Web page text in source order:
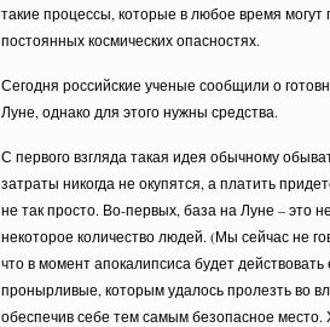
такие процессы, которые в любое время могут
постоянных космических опасностях.
Сегодня российские ученые сообщили о
Луне, однако для этого нужны средства.
С первого взгляда такая идея обычному
затраты никогда не окупятся, а платить
не так просто. Во-первых, база на Луне – это
некоторое количество людей. (Мы сейчас не
что в момент апокалипсиса будет
пронырливые, которым удалось пролезть во
обеспечив себе тем самым безопасное